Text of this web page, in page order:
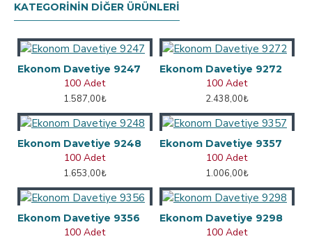
KATEGORININ DIĞER ÜRÜNLERI
Ekonom Davetiye 9247
100 Adet
1.587,00₺
Ekonom Davetiye 9272
100 Adet
2.438,00₺
Ekonom Davetiye 9248
100 Adet
1.653,00₺
Ekonom Davetiye 9357
100 Adet
1.006,00₺
Ekonom Davetiye 9356
100 Adet
Ekonom Davetiye 9298
100 Adet